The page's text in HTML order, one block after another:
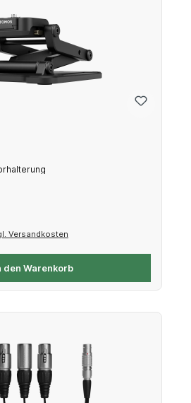
Versandkosten
den Warenkorb